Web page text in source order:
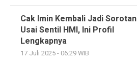
Cak Imin Kembali Jadi Sorotan
Usai Sentil HMI, Ini Profil
Lengkapnya
17 Juli 2025 - 06:29 WIB